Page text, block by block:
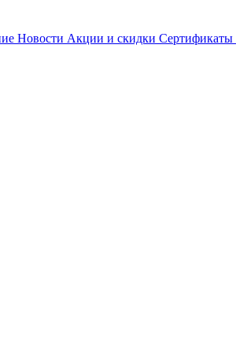
Новости Акции и скидки Сертификаты